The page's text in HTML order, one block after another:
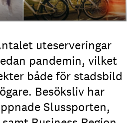
uteserveringar
pandemin, vilket
både för stadsbild
Besöksliv har
Slussporten,